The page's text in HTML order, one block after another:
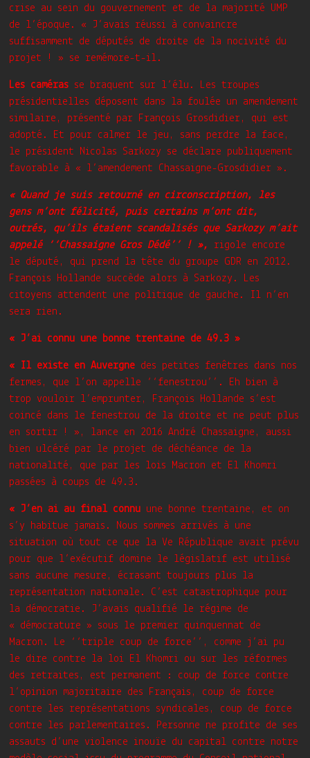
crise au sein du gouvernement et de la majorité UMP
de l’époque. « J’avais réussi à convaincre
suffisamment de députés de droite de la nocivité du
projet ! » se remémore-t-il.
Les caméras se braquent sur l’élu. Les troupes
présidentielles déposent dans la foulée un amendement
similaire, présenté par François Grosdidier, qui est
adopté. Et pour calmer le jeu, sans perdre la face,
le président Nicolas Sarkozy se déclare publiquement
favorable à « l’amendement Chassaigne-Grosdidier ».
« Quand je suis retourné en circonscription, les
gens m’ont félicité, puis certains m’ont dit,
outrés, qu’ils étaient scandalisés que Sarkozy m’ait
appelé ‘‘Chassaigne Gros Dédé’’ ! »,
rigole encore
le député, qui prend la tête du groupe GDR en 2012.
François Hollande succède alors à Sarkozy. Les
citoyens attendent une politique de gauche. Il n’en
sera rien.
« J’ai connu une bonne trentaine de 49.3 »
« Il existe en Auvergne des petites fenêtres dans nos
fermes, que l’on appelle ‘‘fenestrou’’. Eh bien à
trop vouloir l’emprunter, François Hollande s’est
coincé dans le fenestrou de la droite et ne peut plus
en sortir ! », lance en 2016 André Chassaigne, aussi
bien ulcéré par le projet de déchéance de la
nationalité, que par les lois Macron et El Khomri
passées à coups de 49.3.
« J’en ai au final connu une bonne trentaine, et on
s’y habitue jamais. Nous sommes arrivés à une
situation où tout ce que la Ve République avait prévu
pour que l’exécutif domine le législatif est utilisé
sans aucune mesure, écrasant toujours plus la
représentation nationale. C’est catastrophique pour
la démocratie. J’avais qualifié le régime de
« démocrature » sous le premier quinquennat de
Macron. Le ‘‘triple coup de force’’, comme j’ai pu
le dire contre la loi El Khomri ou sur les réformes
des retraites, est permanent : coup de force contre
l’opinion majoritaire des Français, coup de force
contre les représentations syndicales, coup de force
contre les parlementaires. Personne ne profite de ses
assauts d’une violence inouïe du capital contre notre